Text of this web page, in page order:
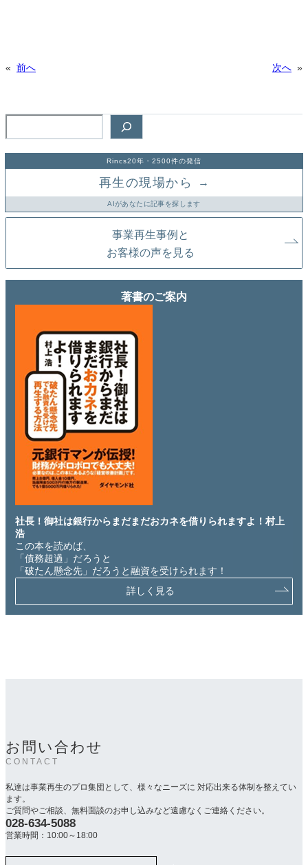
« 前へ 次へ »
Rincs20年・2500件の発信
再生の現場から →
AIがあなたに記事を探します
事業再生事例と
お客様の声を見る
著書のご案内
社長！御社は銀行からまだまだおカネを借りられますよ！村上
浩
この本を読めば、
「債務超過」だろうと
「破たん懸念先」だろうと融資を受けられます！
詳しく見る
お問い合わせ
CONTACT
私達は事業再生のプロ集団として、様々なニーズに 対応出来る体制を整えてい
ます。
ご質問やご相談、無料面談のお申し込みなど遠慮なくご連絡ください。
カ
ラ
028-634-5088
営業時間：10:00～18:00